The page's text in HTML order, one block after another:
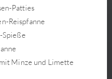
Patties
Reispfanne
Spieße
Minze und Limette